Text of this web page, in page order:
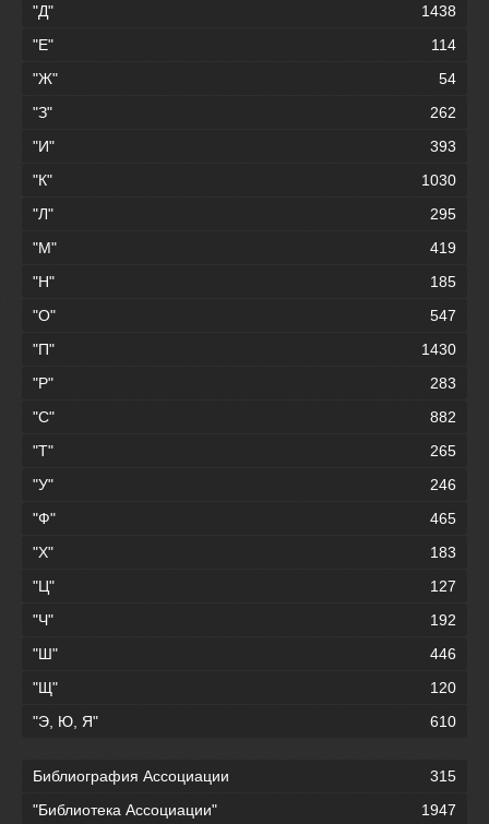
"Д"
1438
"Е"
114
"Ж"
54
"З"
262
"И"
393
"К"
1030
"Л"
295
"М"
419
"Н"
185
"О"
547
"П"
1430
"Р"
283
"С"
882
"Т"
265
"У"
246
"Ф"
465
"Х"
183
"Ц"
127
"Ч"
192
"Ш"
446
"Щ"
120
"Э, Ю, Я"
610
Библиография Ассоциации
315
"Библиотека Ассоциации"
1947